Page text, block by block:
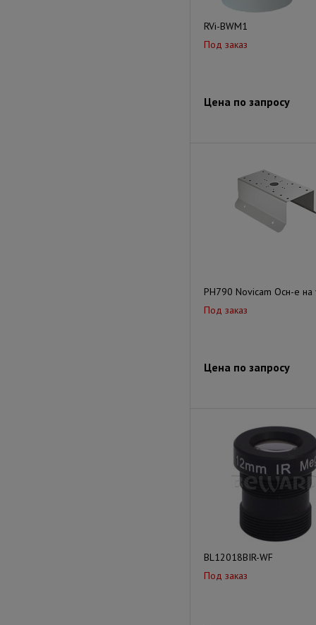
RVi-BWM1
Под заказ
Цена по запросу
PH790 Novicam Осн-е на
Под заказ
Цена по запросу
BL12018BIR-WF
Под заказ